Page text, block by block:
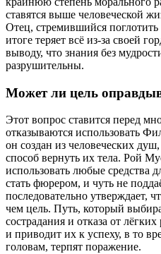
ставятся выше человеческой
Отец, стремившийся
итоге теряет всё из-за своей
выводу, что знания без
разрушительны.
Может ли цель
Этот вопрос ставится перед
отказываются использовать
он создан из человеческих
способ вернуть их тела. Рой
использовать любые средства
стать фюрером, и чуть не
последовательно утверждает,
чем цель. Путь, который
сострадания и отказа от
и приводит их к успеху, в то
головам, терпят поражение.